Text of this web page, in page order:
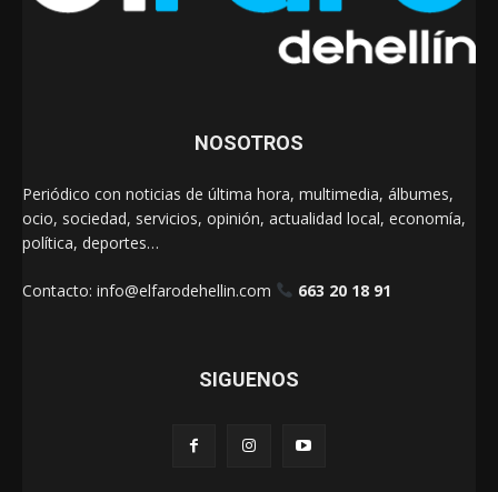
NOSOTROS
Periódico con noticias de última hora, multimedia, álbumes,
ocio, sociedad, servicios, opinión, actualidad local, economía,
política, deportes…
Contacto: info@elfarodehellin.com 663 20 18 91
SIGUENOS